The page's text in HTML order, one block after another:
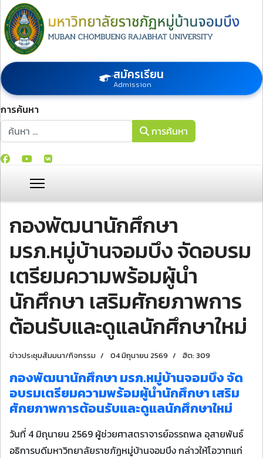
สมัครเรียน
Admission
การค้นหา
การค้นหา
การค้นหา
กองพัฒนานักศึกษา
มรภ.หมู่บ้านจอมบึง จัดอบรม
เตรียมความพร้อมผู้นำ
นักศึกษา เสริมศักยภาพการ
ต้อนรับและดูแลนักศึกษาใหม่
ข่าวประชุมสัมมนา/กิจกรรม 04 มิถุนายน 2569 ฮิต: 309
กองพัฒนานักศึกษา มรภ.หมู่บ้านจอมบึง จัด
อบรมเตรียมความพร้อมผู้นำนักศึกษา เสริม
ศักยภาพการต้อนรับและดูแลนักศึกษาใหม่
วันที่ 4 มิถุนายน 2569 ผู้ช่วยศาสตราจารย์อรรถพล อุสายพันธ์
อธิการบดีมหาวิทยาลัยราชภัฏหมู่บ้านจอมบึง กล่าวให้โอวาทแก่